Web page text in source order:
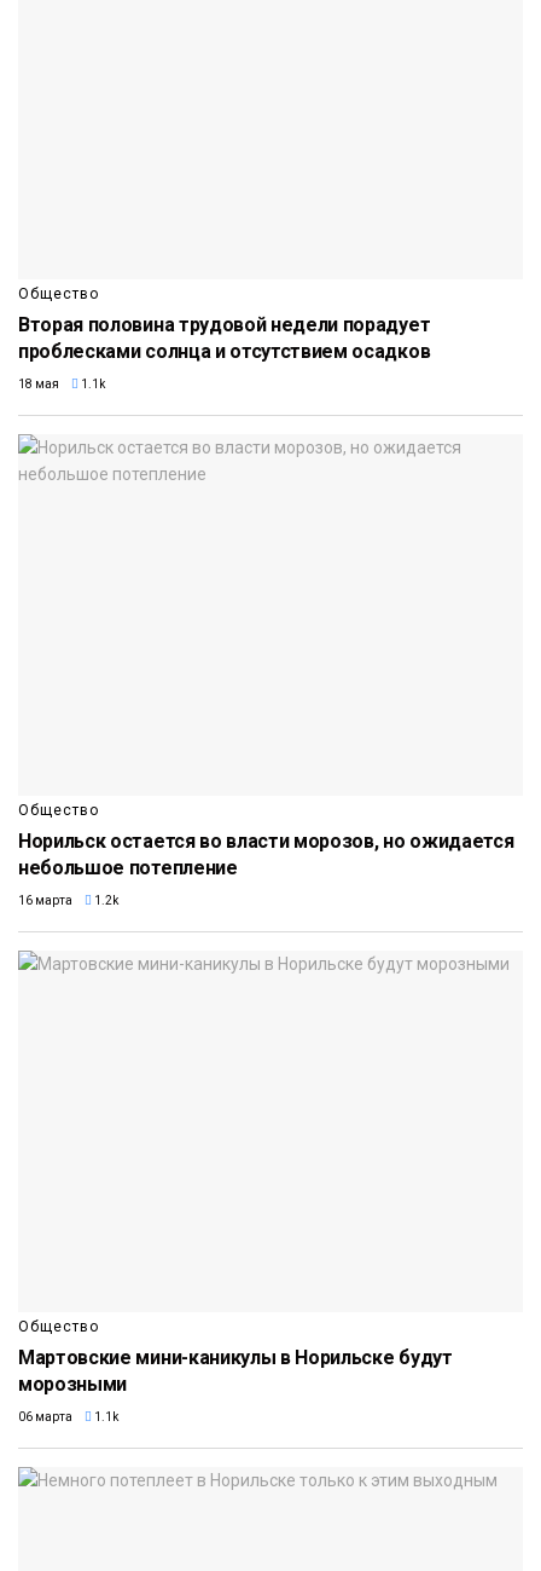
Общество
Вторая половина трудовой недели порадует
проблесками солнца и отсутствием осадков
18 мая 1.1k
Общество
Норильск остается во власти морозов, но ожидается
небольшое потепление
16 марта 1.2k
Общество
Мартовские мини-каникулы в Норильске будут
морозными
06 марта 1.1k